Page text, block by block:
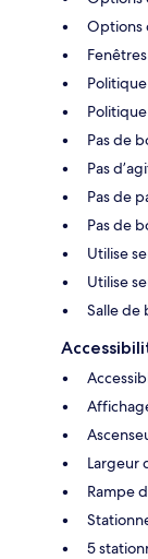
Options
Pas de
Pas
Pas de
Pas de
Utilise
Utilise
Salle de
Largeur
Rampe
5